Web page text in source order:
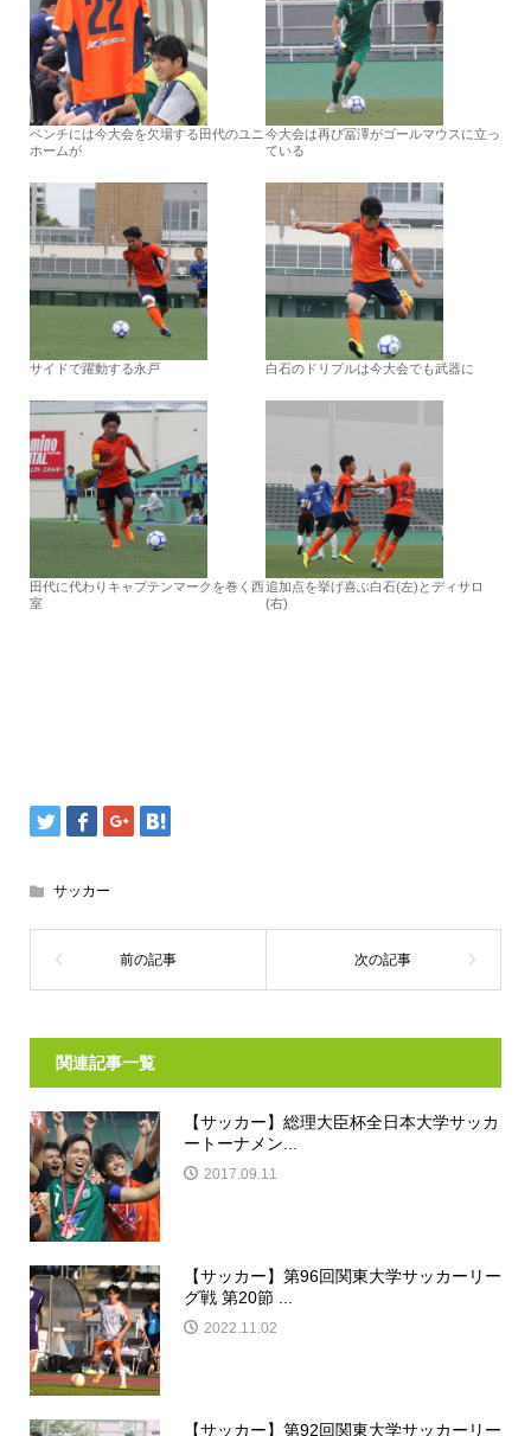
ベンチには今大会を欠場する田代のユニ
ホームが
今大会は再び冨澤がゴールマウスに立っ
ている
サイドで躍動する永戸 白石のドリブルは今大会でも武器に
田代に代わりキャプテンマークを巻く西
室
追加点を挙げ喜ぶ白石(左)とディサロ
(右)
サッカー
関連記事一覧
【サッカー】総理大臣杯全日本大学サッカ
ートーナメン...
2017.09.11
【サッカー】第96回関東大学サッカーリー
グ戦 第20節 ...
2022.11.02
【サッカー】第92回関東大学サッカーリー